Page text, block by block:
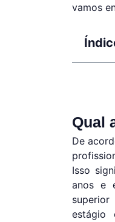
vamos
Qual
De
Isso
anos e
estágio